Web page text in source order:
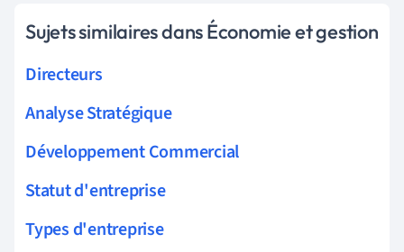
Sujets similaires dans Économie et gestion
Directeurs
Analyse Stratégique
Développement Commercial
Statut d'entreprise
Types d'entreprise